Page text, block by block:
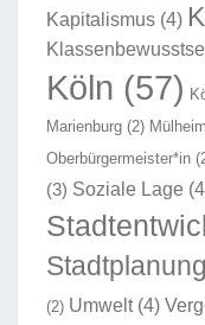
Kapitalismus (4)
Köln (57)
Marienburg (2) Mülheim
Oberbürgermeister*in
(3) Soziale Lage
Stadtplanung
(2) Umwelt(4)